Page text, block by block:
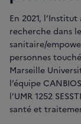
En 2021,
recherche dans
sanitaire/
personnes
Marseille
l’équipe
l’UMR 1252
santé et